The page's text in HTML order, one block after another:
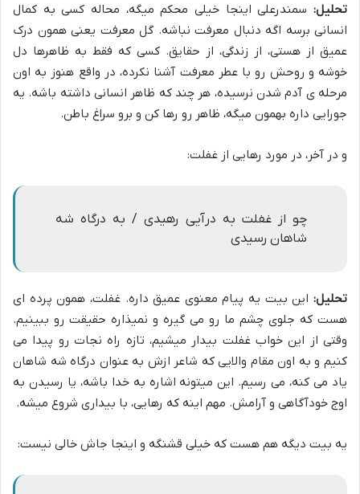
تحلیل: سمندرعلی اینجا خیلی محکم میگه، محاله کسی به کمال
انسانی برسه اگه دنبال معرفت نباشه. گل معرفت یعنی همون درک
عمیق از هستی، از زندگی، از حقایق. کسی که فقط به ظاهرها دل
خوشه و روحش رو با عطر معرفت آشنا نکرده، در واقع هنوز به اون
مرحله ی آدم شدن نرسیده، هر چند که ظاهر انسانی داشته باشه. یه
جورایی داره بهمون میگه، ظاهر رو رها کن و برو سراغ باطن.
و در آخر، در مورد رهایی از غفلت:
چو از غفلت به درآیی رهیدی / به درگاه شه
شاهان رسیدی
تحلیل: این بیت یه پیام معنوی عمیق داره. غفلت، همون پرده ای
هست که جلوی چشم ما رو می گیره و نمیذاره حقیقت رو ببینیم.
وقتی از این خواب غفلت بیدار میشیم، تازه راه نجات رو پیدا می
کنیم و به اون مقام والایی که شاعر ازش به عنوان درگاه شه شاهان
یاد می کنه، می رسیم. این میتونه اشاره به خدا باشه، یا رسیدن به
اوج خودآگاهی و آرامش. مهم اینه که رهایی، با بیداری شروع میشه.
یه بیت دیگه هم هست که خیلی قشنگه و اینجا جاش خالی نیست: